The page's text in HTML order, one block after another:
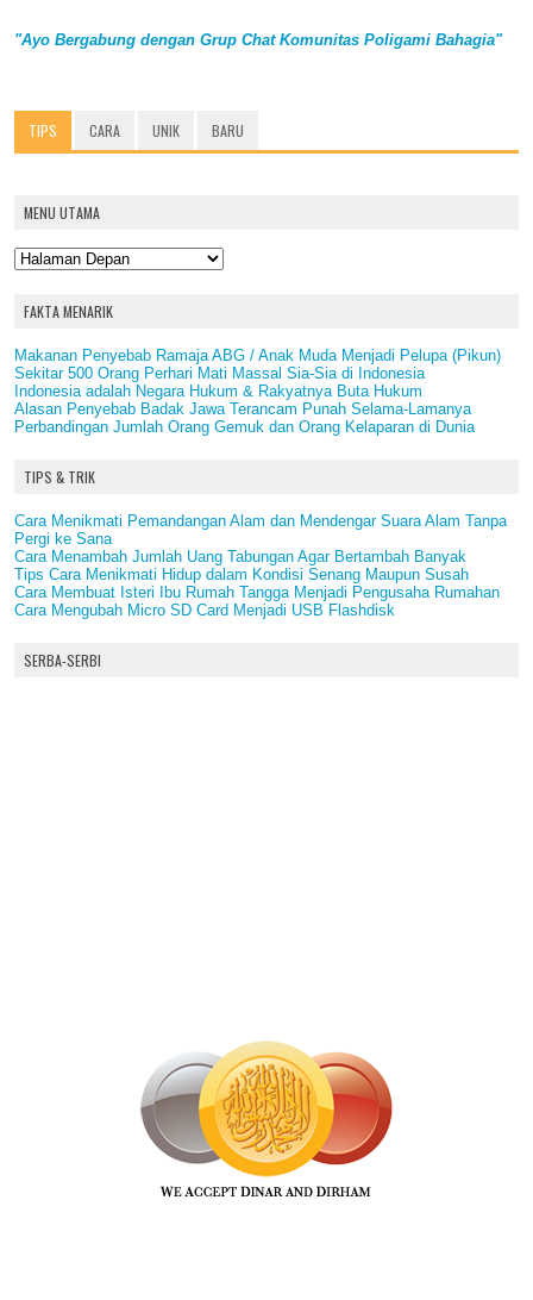
"Ayo Bergabung dengan Grup Chat Komunitas Poligami Bahagia"
TIPS CARA UNIK BARU
MENU UTAMA
FAKTA MENARIK
Makanan Penyebab Ramaja ABG / Anak Muda Menjadi Pelupa (Pikun)
Sekitar 500 Orang Perhari Mati Massal Sia-Sia di Indonesia
Indonesia adalah Negara Hukum & Rakyatnya Buta Hukum
Alasan Penyebab Badak Jawa Terancam Punah Selama-Lamanya
Perbandingan Jumlah Orang Gemuk dan Orang Kelaparan di Dunia
TIPS & TRIK
Cara Menikmati Pemandangan Alam dan Mendengar Suara Alam Tanpa
Pergi ke Sana
Cara Menambah Jumlah Uang Tabungan Agar Bertambah Banyak
Tips Cara Menikmati Hidup dalam Kondisi Senang Maupun Susah
Cara Membuat Isteri Ibu Rumah Tangga Menjadi Pengusaha Rumahan
Cara Mengubah Micro SD Card Menjadi USB Flashdisk
SERBA-SERBI